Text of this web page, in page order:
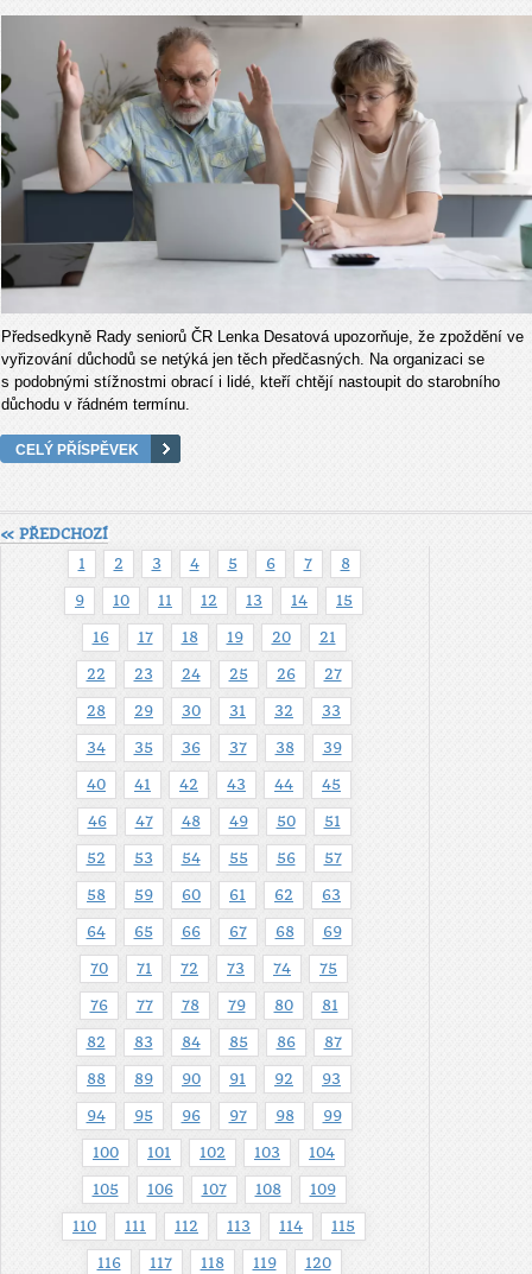
Předsedkyně Rady seniorů ČR Lenka Desatová upozorňuje, že zpoždění ve
vyřizování důchodů se netýká jen těch předčasných. Na organizaci se
s podobnými stížnostmi obrací i lidé, kteří chtějí nastoupit do starobního
důchodu v řádném termínu.
CELÝ PŘÍSPĚVEK
« PŘEDCHOZÍ
1
2 3 4 5 6 7 8
9 10 11 12 13 14 15
16 17 18 19 20 21
22 23 24 25 26 27
28 29 30 31 32 33
34 35 36 37 38 39
40 41 42 43 44 45
46 47 48 49 50 51
52 53 54 55 56 57
58 59 60 61 62 63
64 65 66 67 68 69
70 71 72 73 74 75
76 77 78 79 80 81
82 83 84 85 86 87
88 89 90 91 92 93
94 95 96 97 98 99
100 101 102 103 104
105 106 107 108 109
110 111 112 113 114 115
116 117 118 119 120